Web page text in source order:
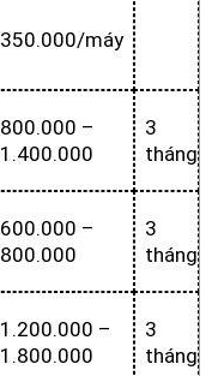
350.000/máy
800.000 –
1.400.000
3
tháng
600.000 –
800.000
3
tháng
1.200.000 –
1.800.000
3
tháng